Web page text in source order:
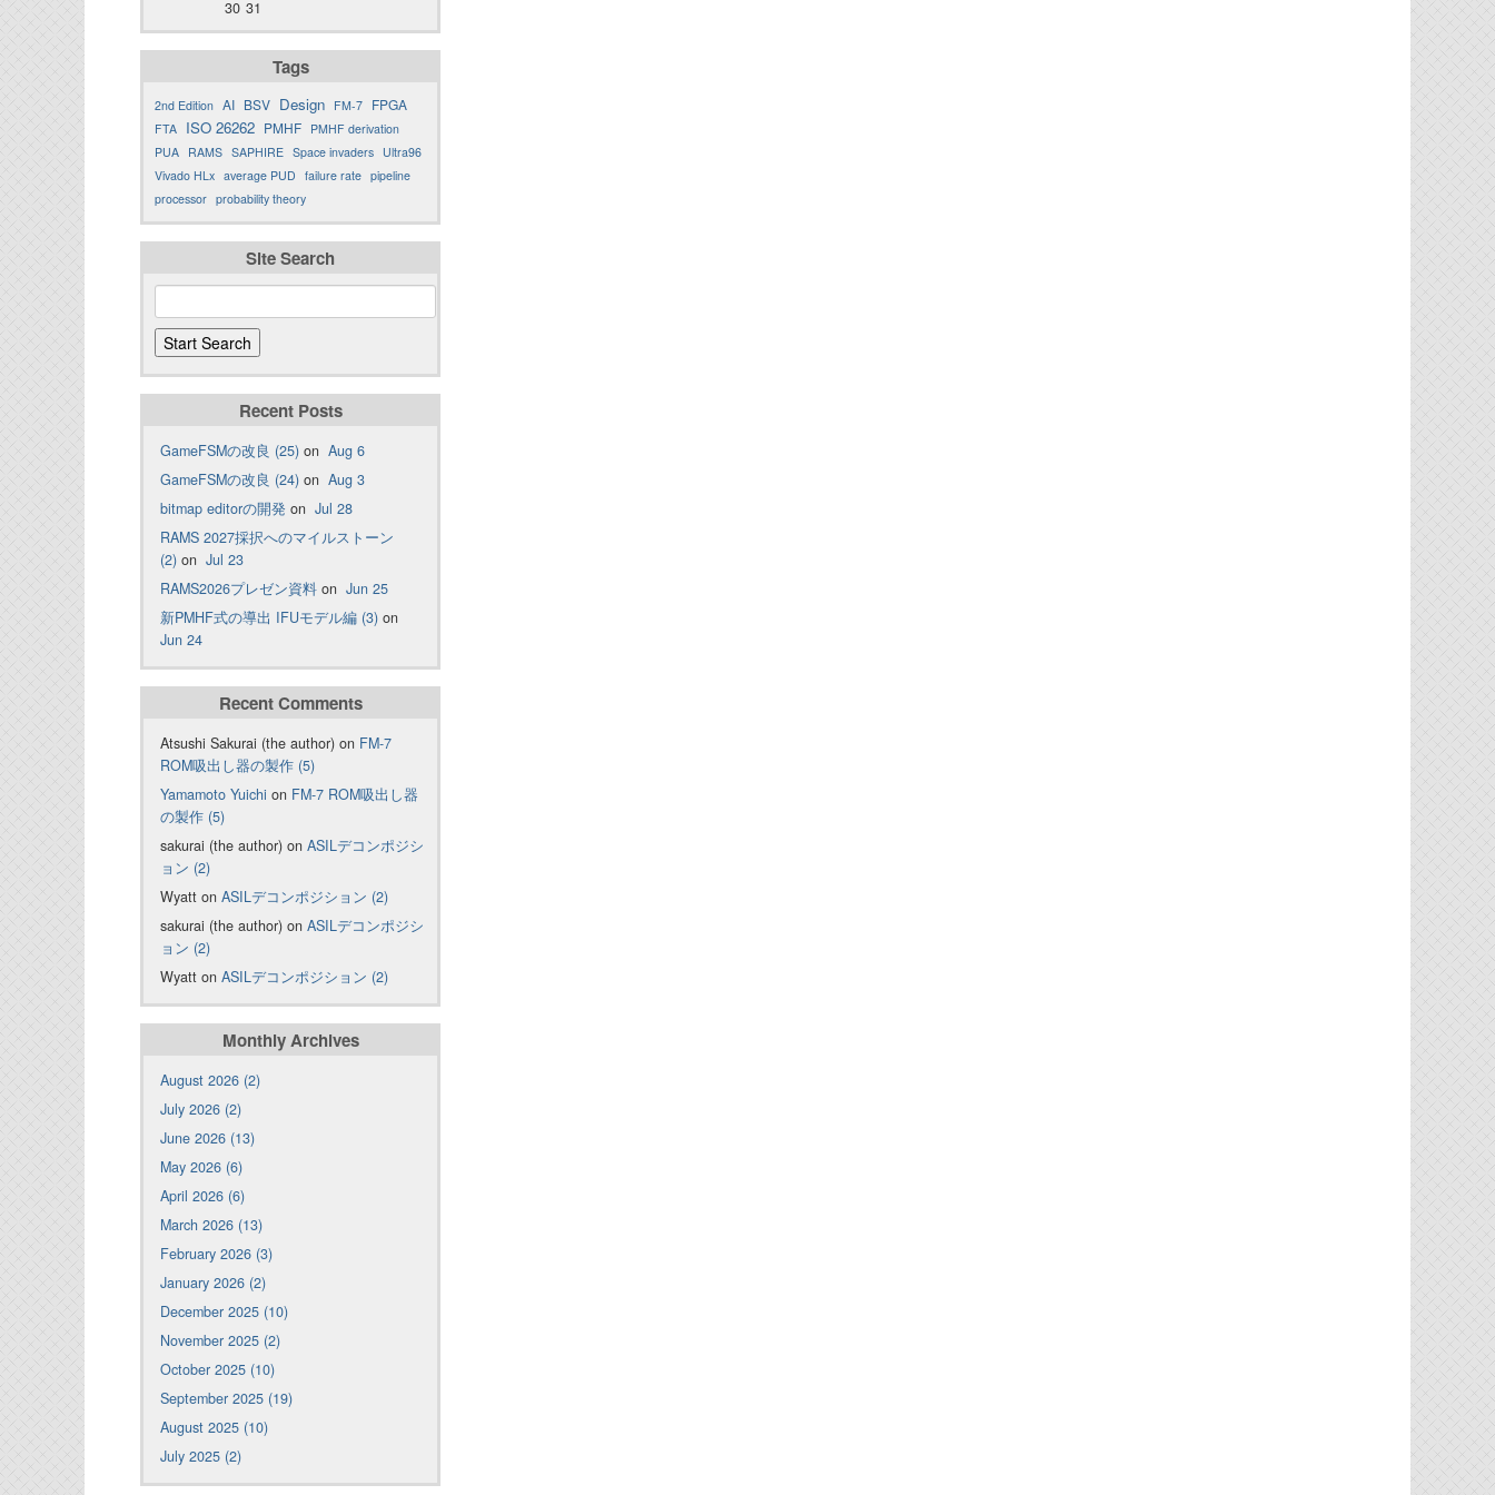
30 31
Tags
2nd Edition AI BSV Design FM-7 FPGA
FTA ISO 26262 PMHF PMHF derivation
PUA RAMS SAPHIRE Space invaders Ultra96
Vivado HLx average PUD failure rate pipeline
processor probability theory
Site Search
Recent Posts
GameFSMの改良 (25) on Aug 6
GameFSMの改良 (24) on Aug 3
bitmap editorの開発 on Jul 28
RAMS 2027採択へのマイルストーン
(2) on Jul 23
RAMS2026プレゼン資料 on Jun 25
新PMHF式の導出 IFUモデル編 (3) on
Jun 24
Recent Comments
Atsushi Sakurai (the author) on FM-7
ROM吸出し器の製作 (5)
Yamamoto Yuichi on FM-7 ROM吸出し器
の製作 (5)
sakurai (the author) on ASILデコンポジシ
ョン (2)
Wyatt on ASILデコンポジション (2)
sakurai (the author) on ASILデコンポジシ
ョン (2)
Wyatt on ASILデコンポジション (2)
Monthly Archives
August 2026 (2)
July 2026 (2)
June 2026 (13)
May 2026 (6)
April 2026 (6)
March 2026 (13)
February 2026 (3)
January 2026 (2)
December 2025 (10)
November 2025 (2)
October 2025 (10)
September 2025 (19)
August 2025 (10)
July 2025 (2)